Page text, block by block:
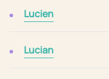
Lucien
Lucian